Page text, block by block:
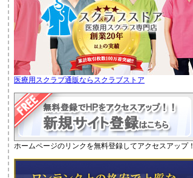
医療用スクラブ通販ならスクラブストア
ホームページのリンクを無料登録してアクセスアップ！